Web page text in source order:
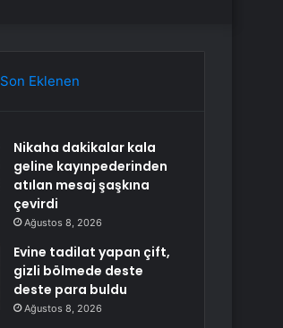
Son Eklenen
Nikaha dakikalar kala
geline kayınpederinden
atılan mesaj şaşkına
çevirdi
Ağustos 8, 2026
Evine tadilat yapan çift,
gizli bölmede deste
deste para buldu
Ağustos 8, 2026